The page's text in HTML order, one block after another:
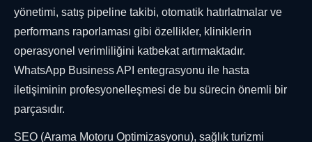
yönetimi, satış pipeline takibi, otomatik hatırlatmalar ve
performans raporlaması gibi özellikler, kliniklerin
operasyonel verimliliğini katbekat artırmaktadır.
WhatsApp Business API entegrasyonu ile hasta
iletişiminin profesyonelleşmesi de bu sürecin önemli bir
parçasıdır.
SEO (Arama Motoru Optimizasyonu), sağlık turizmi